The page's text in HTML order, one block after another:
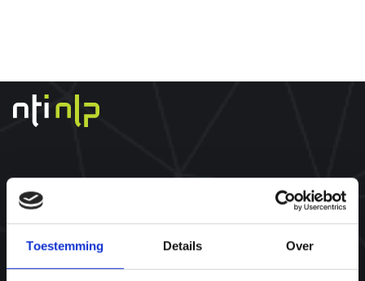
Toestemming Details Over
Over ons
Wat is een NLP opleiding?
@WORK